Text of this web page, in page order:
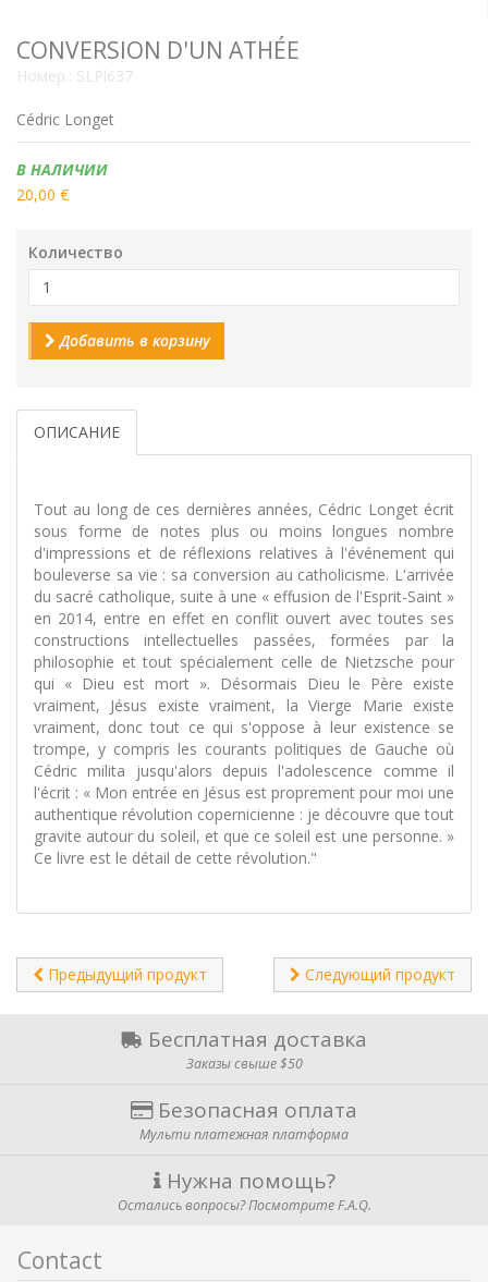
CONVERSION D'UN ATHÉE
Номер.: SLPl637
Cédric Longet
Наличие:
В НАЛИЧИИ
20,00 €
Количество
Добавить в корзину
ОПИСАНИЕ
Tout au long de ces dernières années, Cédric Longet écrit
sous forme de notes plus ou moins longues nombre
d'impressions et de réflexions relatives à l'événement qui
bouleverse sa vie : sa conversion au catholicisme. L'arrivée
du sacré catholique, suite à une « effusion de l'Esprit-Saint »
en 2014, entre en effet en conflit ouvert avec toutes ses
constructions intellectuelles passées, formées par la
philosophie et tout spécialement celle de Nietzsche pour
qui « Dieu est mort ». Désormais Dieu le Père existe
vraiment, Jésus existe vraiment, la Vierge Marie existe
vraiment, donc tout ce qui s'oppose à leur existence se
trompe, y compris les courants politiques de Gauche où
Cédric milita jusqu'alors depuis l'adolescence comme il
l'écrit : « Mon entrée en Jésus est proprement pour moi une
authentique révolution copernicienne : je découvre que tout
gravite autour du soleil, et que ce soleil est une personne. »
Ce livre est le détail de cette révolution."
Предыдущий продукт Следующий продукт
Бесплатная доставка
Заказы свыше $50
Безопасная оплата
Мульти платежная платформа
Нужна помощь?
Остались вопросы? Посмотрите F.A.Q.
Contact